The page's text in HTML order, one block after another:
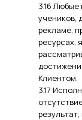
3.16 Любые
учеников,
рекламе,
ресурсах,
Клиентом.
3.17